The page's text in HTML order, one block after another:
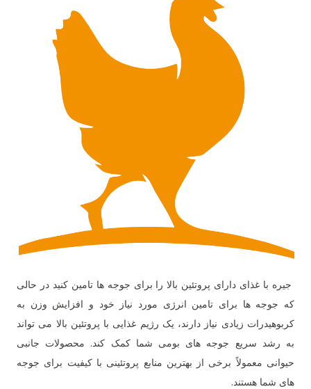
جیره با غذای دارای پروتئین بالا را برای جوجه ها تامین کنید در حالی
که جوجه ها برای تامین انرژی مورد نیاز خود و افزایش وزن به
کربوهیدرات زیادی نیاز دارند، یک رژیم غذایی با پروتئین بالا می تواند
به رشد سریع جوجه های بومی شما کمک کند. محصولات جانبی
حیوانی معمولاً برخی از بهترین منابع پروتئینی با کیفیت برای جوجه
های شما هستند.